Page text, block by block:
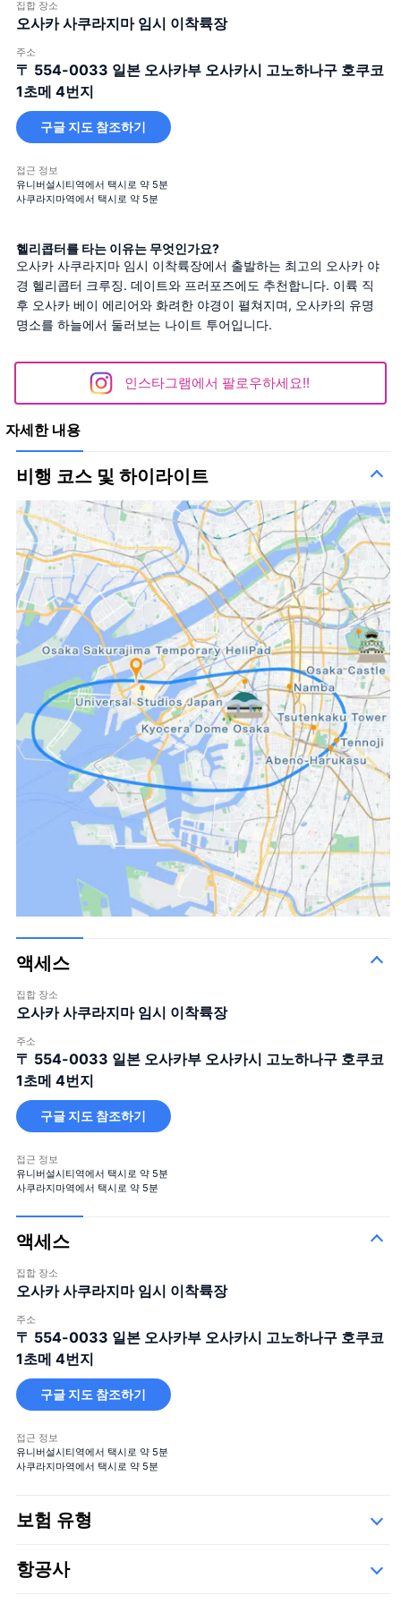
집합 장소
오사카 사쿠라지마 임시 이착륙장
주소
〒 554-0033 일본 오사카부 오사카시 고노하나구 호쿠코
1초메 4번지
구글 지도 참조하기
접근 정보
유니버설시티역에서 택시로 약 5분
사쿠라지마역에서 택시로 약 5분
헬리콥터를 타는 이유는 무엇인가요?
오사카 사쿠라지마 임시 이착륙장에서 출발하는 최고의 오사카 야
경 헬리콥터 크루징. 데이트와 프러포즈에도 추천합니다. 이륙 직
후 오사카 베이 에리어와 화려한 야경이 펼쳐지며, 오사카의 유명
명소를 하늘에서 둘러보는 나이트 투어입니다.
인스타그램에서 팔로우하세요!!
자세한 내용
비행 코스 및 하이라이트
액세스
집합 장소
오사카 사쿠라지마 임시 이착륙장
주소
〒 554-0033 일본 오사카부 오사카시 고노하나구 호쿠코
1초메 4번지
구글 지도 참조하기
접근 정보
유니버설시티역에서 택시로 약 5분
사쿠라지마역에서 택시로 약 5분
액세스
집합 장소
오사카 사쿠라지마 임시 이착륙장
주소
〒 554-0033 일본 오사카부 오사카시 고노하나구 호쿠코
1초메 4번지
구글 지도 참조하기
접근 정보
유니버설시티역에서 택시로 약 5분
사쿠라지마역에서 택시로 약 5분
보험 유형
항공사